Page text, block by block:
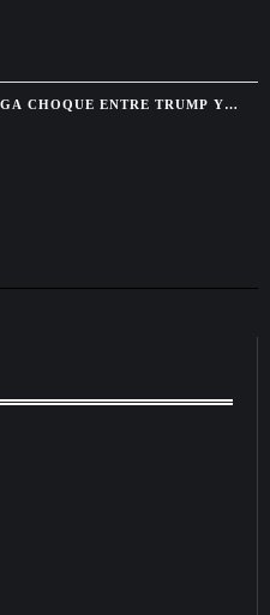
CHOQUE ENTRE TRUMP Y
DE MUNICIONES